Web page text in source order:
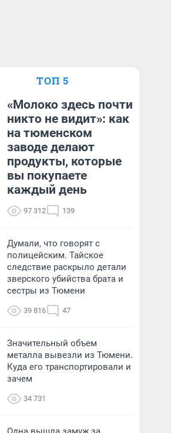
ТОП 5
«Молоко здесь почти
никто не видит»: как
на тюменском
заводе делают
продукты, которые
вы покупаете
каждый день
97 312 139
Думали, что говорят с
полицейским. Тайское
следствие раскрыло детали
зверского убийства брата и
сестры из Тюмени
39 816 47
Значительный объем
металла вывезли из Тюмени.
Куда его транспортировали и
зачем
34 731